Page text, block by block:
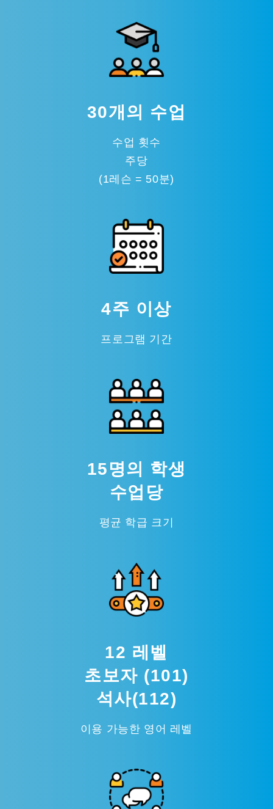
30개의 수업
수업 횟수
주당
(1레슨 = 50분)
4주 이상
프로그램 기간
15명의 학생
수업당
평균 학급 크기
12 레벨
초보자 (101)
석사(112)
이용 가능한 영어 레벨